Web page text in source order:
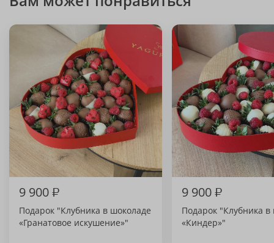
9 900₽
Подарок "Клубника в шоколаде
«Гранатовое искушение»"
9 900₽
Подарок "Клубника в
«Киндер»"